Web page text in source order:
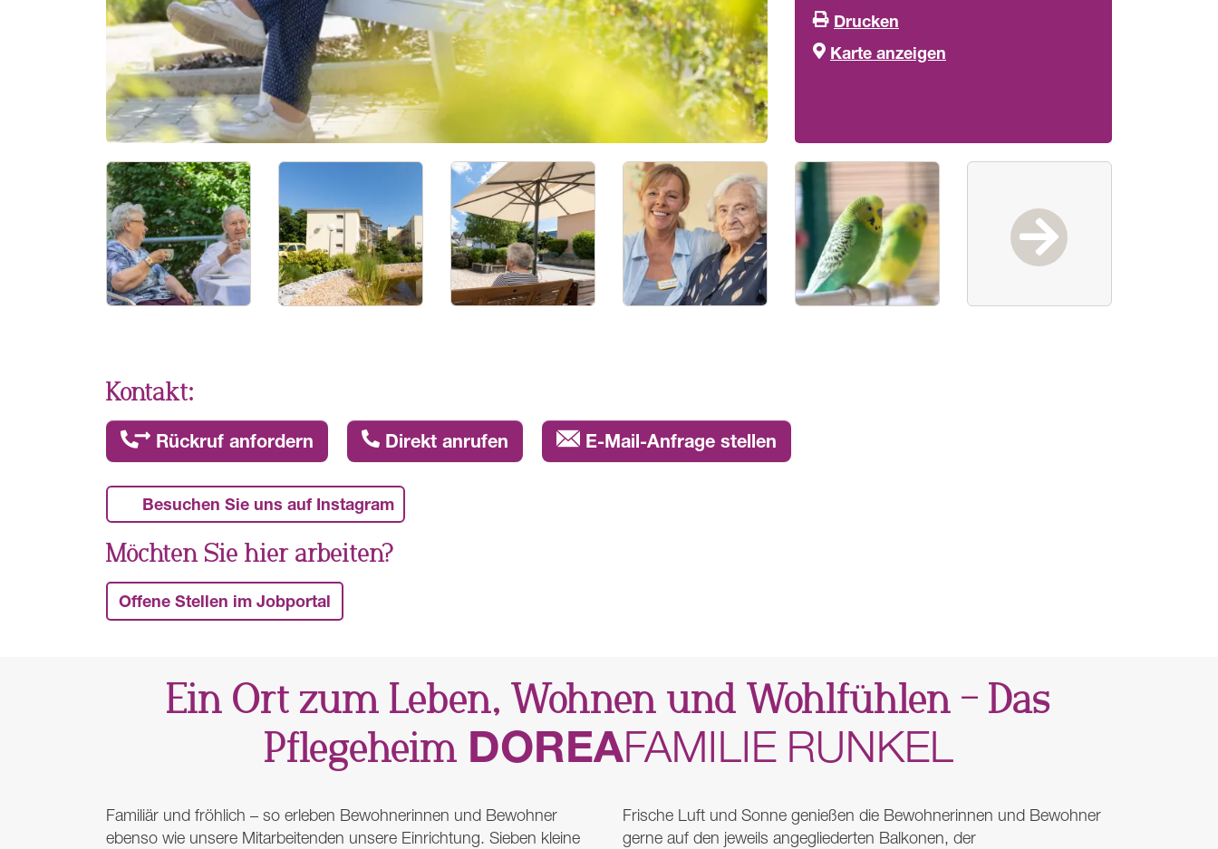
Drucken
Karte anzeigen
Kontakt:
Rückruf anfordern Direkt anrufen E-Mail-Anfrage stellen
Besuchen Sie uns auf Instagram
Möchten Sie hier arbeiten?
Offene Stellen im Jobportal
Ein Ort zum Leben, Wohnen und Wohlfühlen – Das
Pflegeheim DOREAFAMILIE RUNKEL
Familiär und fröhlich – so erleben Bewohnerinnen und Bewohner
ebenso wie unsere Mitarbeitenden unsere Einrichtung. Sieben kleine
Frische Luft und Sonne genießen die Bewohnerinnen und Bewohner
gerne auf den jeweils angegliederten Balkonen, der